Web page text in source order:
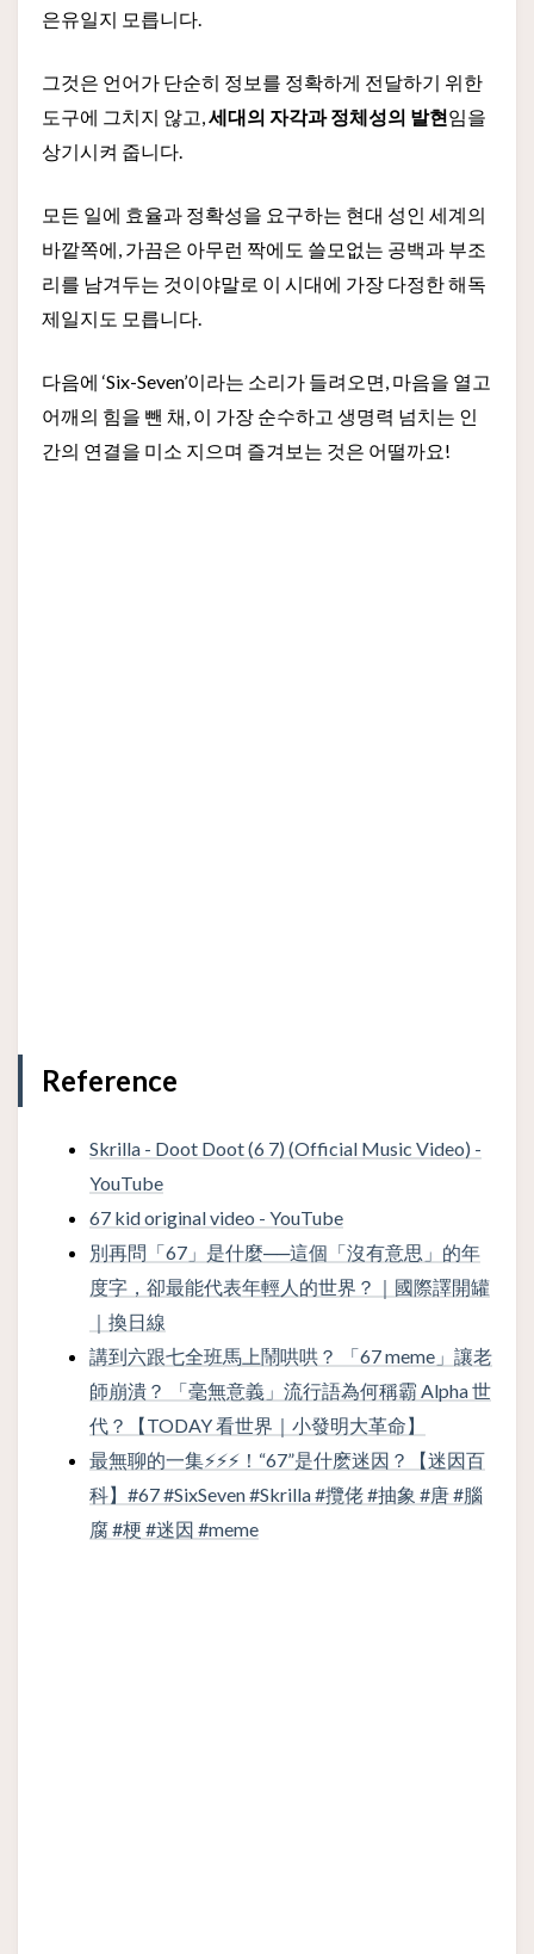
은유일지 모릅니다.
그것은 언어가 단순히 정보를 정확하게 전달하기 위한
도구에 그치지 않고,세대의 자각과 정체성의 발현임을
상기시켜 줍니다.
모든 일에 효율과 정확성을 요구하는 현대 성인 세계의
바깥쪽에, 가끔은 아무런 짝에도 쓸모없는 공백과 부조
리를 남겨두는 것이야말로 이 시대에 가장 다정한 해독
제일지도 모릅니다.
다음에 ‘Six-Seven’이라는 소리가 들려오면, 마음을 열고
어깨의 힘을 뺀 채, 이 가장 순수하고 생명력 넘치는 인
간의 연결을 미소 지으며 즐겨보는 것은 어떨까요!
Reference
Skrilla - Doot Doot (6 7) (Official Music Video) -
YouTube
67 kid original video - YouTube
別再問「67」是什麼──這個「沒有意思」的年
度字，卻最能代表年輕人的世界？｜國際譯開罐
｜換日線
講到六跟七全班馬上鬧哄哄？ 「67 meme」讓老
師崩潰？ 「毫無意義」流行語為何稱霸 Alpha 世
代？【TODAY 看世界｜小發明大革命】
最無聊的一集⚡⚡⚡！“67”是什麽迷因？【迷因百
科】#67 #SixSeven #Skrilla #攬佬 #抽象 #唐 #腦
腐 #梗 #迷因 #meme